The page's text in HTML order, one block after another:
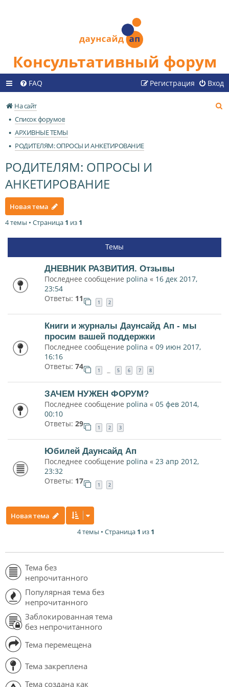
Консультативный форум
FAQ Вход
Регистрация
На сайт
Список форумов
АРХИВНЫЕ ТЕМЫ
РОДИТЕЛЯМ: ОПРОСЫ И АНКЕТИРОВАНИЕ
РОДИТЕЛЯМ: ОПРОСЫ И
АНКЕТИРОВАНИЕ
Новая тема
4 темы • Страница 1 из 1
Темы
ДНЕВНИК РАЗВИТИЯ. Отзывы
Последнее сообщение polina « 16 дек 2017,
23:54
Ответы: 11 1 2
Книги и журналы Даунсайд Ап - мы
просим вашей поддержки
Последнее сообщение polina « 09 июн 2017,
16:16
Ответы: 74 1 … 5 6 7 8
ЗАЧЕМ НУЖЕН ФОРУМ?
Последнее сообщение polina « 05 фев 2014,
00:10
Ответы: 29 1 2 3
Юбилей Даунсайд Ап
Последнее сообщение polina « 23 апр 2012,
23:32
Ответы: 17 1 2
Новая тема
4 темы • Страница 1 из 1
Тема без
непрочитанного
Популярная тема без
непрочитанного
Заблокированная тема
без непрочитанного
Тема перемещена
Тема закреплена
Тема создана как